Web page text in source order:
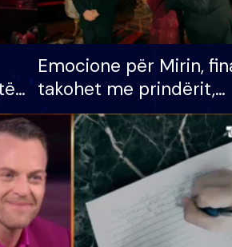
Emocione për Mirin,
takohet me prindërit,
vajzën dhe
S’kemi ndonjë letër
apo jo?